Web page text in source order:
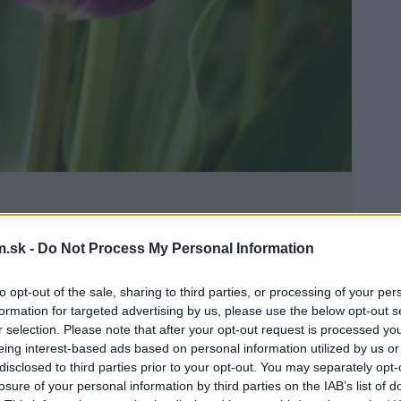
- Do Not Process My Personal Information
opt-out of the sale, sharing to third parties, or processing of your
for targeted advertising by us, please use the below opt-out
selection. Please note that after your opt-out request is processed
interest-based ads based on personal information utilized by us
to third parties prior to your opt-out. You may separately
of your personal information by third parties on the IAB’s list of
fialovo-bielymi
11 až 12 cm.